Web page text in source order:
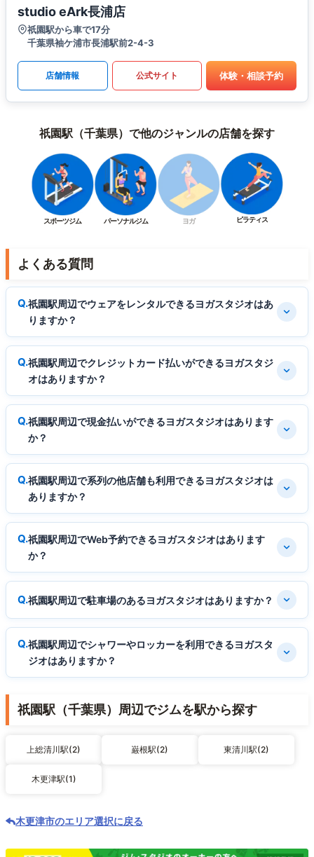
studio eArk長浦店
祇園駅から車で17分
千葉県袖ケ浦市長浦駅前2-4-3
店舗情報 公式サイト 体験・相談予約
祇園駅（千葉県）で他のジャンルの店舗を探す
スポーツジム パーソナルジム ヨガ ピラティス
よくある質問
祇園駅周辺でウェアをレンタルできるヨガスタジオはあ
りますか？
祇園駅周辺でクレジットカード払いができるヨガスタジ
オはありますか？
祇園駅周辺で現金払いができるヨガスタジオはあります
か？
祇園駅周辺で系列の他店舗も利用できるヨガスタジオは
ありますか？
祇園駅周辺でWeb予約できるヨガスタジオはあります
か？
祇園駅周辺で駐車場のあるヨガスタジオはありますか？
祇園駅周辺でシャワーやロッカーを利用できるヨガスタ
ジオはありますか？
祇園駅（千葉県）周辺でジムを駅から探す
上総清川駅(2) 巌根駅(2) 東清川駅(2)
木更津駅(1)
木更津市のエリア選択に戻る